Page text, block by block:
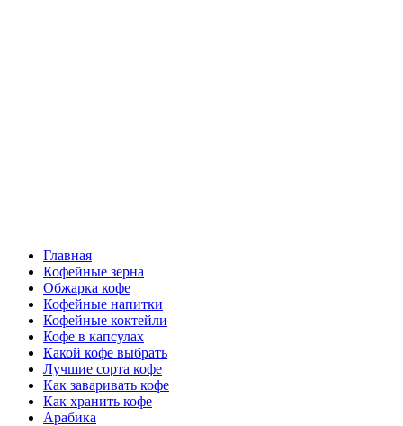
Главная
Кофейные зерна
Обжарка кофе
Кофейные напитки
Кофейные коктейли
Кофе в капсулах
Какой кофе выбрать
Лучшие сорта кофе
Как заваривать кофе
Как хранить кофе
Арабика